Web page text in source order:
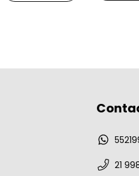
21